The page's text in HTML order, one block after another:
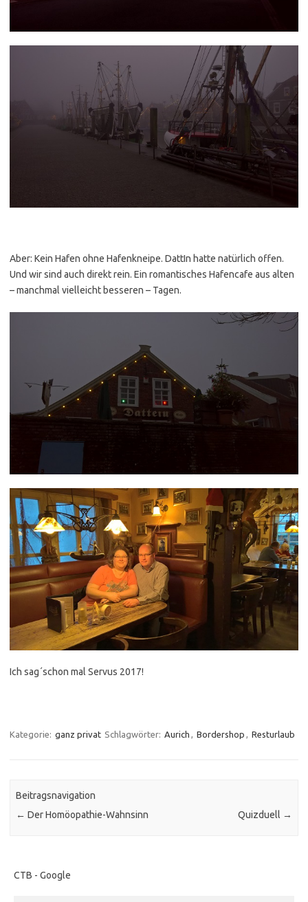
Aber: Kein Hafen ohne Hafenkneipe. DattIn hatte natürlich offen.
Und wir sind auch direkt rein. Ein romantisches Hafencafe aus alten
– manchmal vielleicht besseren – Tagen.
Ich sag´schon mal Servus 2017!
Kategorie: ganz privat Schlagwörter: Aurich , Bordershop , Resturlaub
Beitragsnavigation
← Der Homöopathie-Wahnsinn Quizduell →
CTB - Google